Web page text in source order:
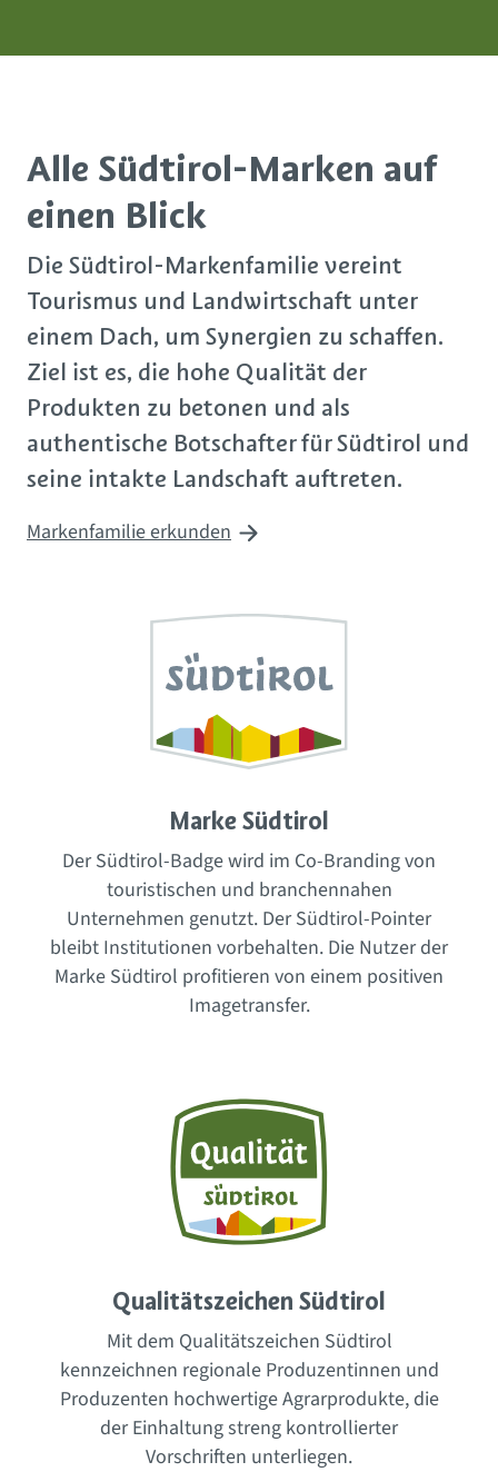
Alle Südtirol-Marken auf
einen Blick
Die Südtirol-Markenfamilie vereint
Tourismus und Landwirtschaft unter
einem Dach, um Synergien zu schaffen.
Ziel ist es, die hohe Qualität der
Produkten zu betonen und als
authentische Botschafter für Südtirol und
seine intakte Landschaft auftreten.
Markenfamilie erkunden
Marke Südtirol
Der Südtirol-Badge wird im Co-Branding von
touristischen und branchennahen
Unternehmen genutzt. Der Südtirol-Pointer
bleibt Institutionen vorbehalten. Die Nutzer der
Marke Südtirol profitieren von einem positiven
Imagetransfer.
Qualitätszeichen Südtirol
Mit dem Qualitätszeichen Südtirol
kennzeichnen regionale Produzentinnen und
Produzenten hochwertige Agrarprodukte, die
der Einhaltung streng kontrollierter
Vorschriften unterliegen.